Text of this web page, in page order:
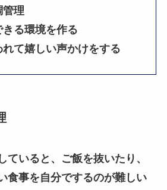
管理
きる環境を作る
れて嬉しい声かけをする
ていると、ご飯を抜いたり、
食事を自分でするのが難しい